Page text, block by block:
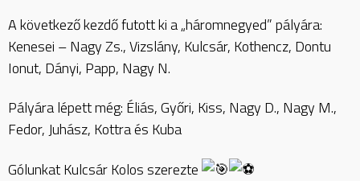
A következő kezdő futott ki a „háromnegyed” pályára:
Kenesei – Nagy Zs., Vizslány, Kulcsár, Kothencz, Dontu
Ionut, Dányi, Papp, Nagy N.
Pályára lépett még: Éliás, Győri, Kiss, Nagy D., Nagy M.,
Fedor, Juhász, Kottra és Kuba
Gólunkat Kulcsár Kolos szerezte